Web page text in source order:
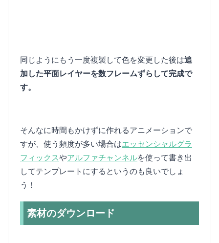
同じようにもう一度複製して色を変更した後は追
加した平面レイヤーを数フレームずらして完成で
す。
そんなに時間もかけずに作れるアニメーションで
すが、使う頻度が多い場合はエッセンシャルグラ
フィックスやアルファチャンネルを使って書き出
してテンプレートにするというのも良いでしょ
う！
素材のダウンロード